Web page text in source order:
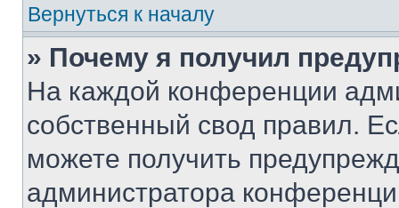
Вернуться к началу
» Почему я получил
На каждой конференции
собственный свод правил.
можете получить
администратора